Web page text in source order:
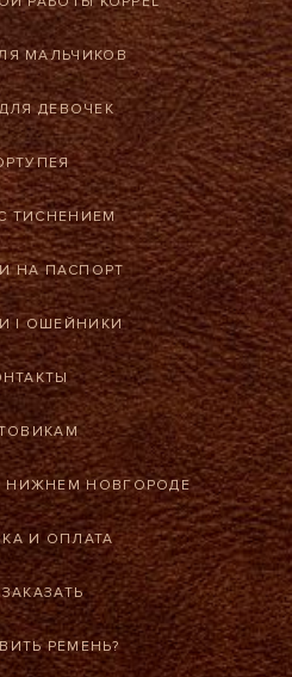
МАЛЬЧИКОВ
ДЕВОЧЕК
ТИСНЕНИЕМ
НА ПАСПОРТ
|ОШЕЙНИКИ
НИЖНЕМ НОВГОРОДЕ
И ОПЛАТА
РЕМЕНЬ?